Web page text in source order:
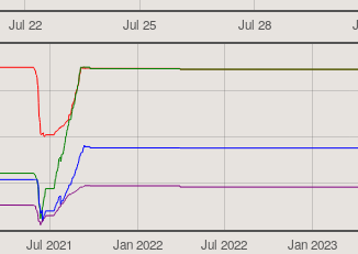
Jul 22 Jul 25 Jul 28
Jul 2021 Jan 2022 Jul 2022 Jan 2023